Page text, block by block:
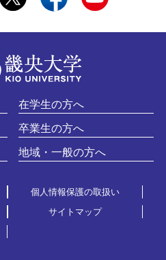
在学生の方へ
卒業生の方へ
地域・一般の方へ
個人情報保護の取扱い
サイトマップ